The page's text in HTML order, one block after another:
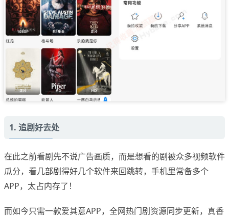
1. 追剧好去处
在此之前看剧先不说广告画质，而是想看的剧被众多视频软件
瓜分，看几部剧得好几个软件来回跳转，手机里常备多个
APP，太占内存了！
而如今只需一款爱其意APP，全网热门剧资源同步更新，真香